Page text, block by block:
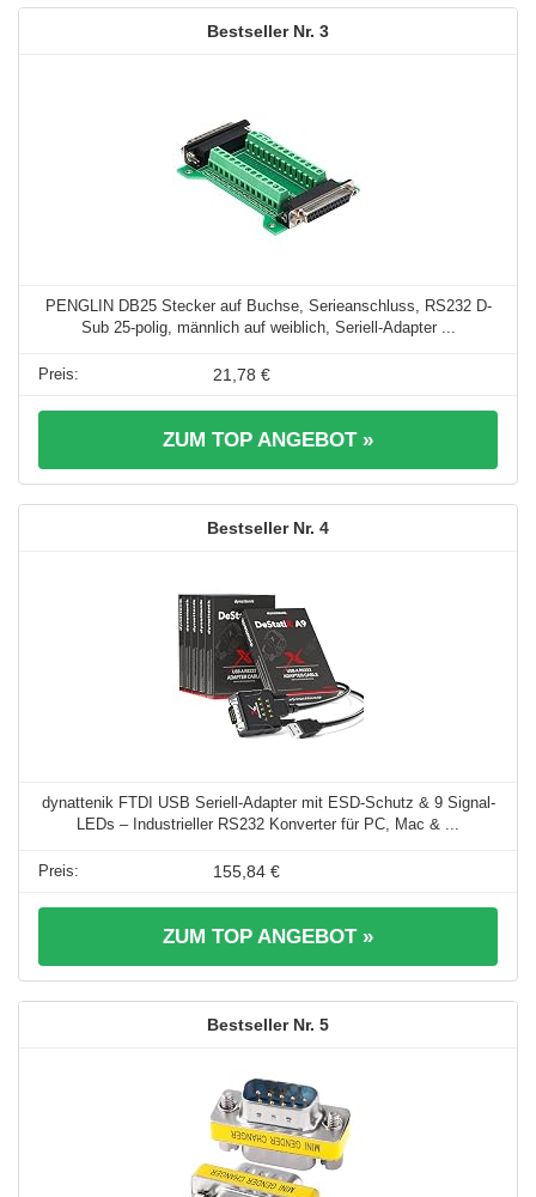
3
PENGLIN DB25 Stecker auf Buchse, Serieanschluss, RS232 D-
Sub 25-polig, männlich auf weiblich, Seriell-Adapter ...
21,78 €
ZUM TOP ANGEBOT »
4
dynattenik FTDI USB Seriell-Adapter mit ESD-Schutz & 9 Signal-
LEDs – Industrieller RS232 Konverter für PC, Mac & ...
155,84 €
ZUM TOP ANGEBOT »
5